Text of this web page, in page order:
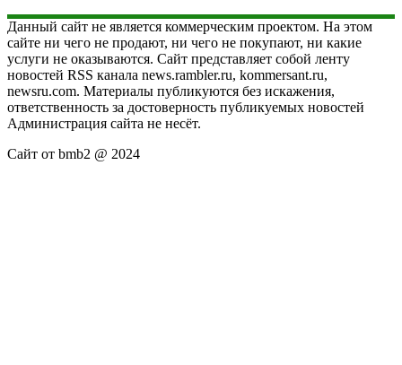
Данный сайт не является коммерческим проектом. На этом
сайте ни чего не продают, ни чего не покупают, ни какие
услуги не оказываются. Сайт представляет собой ленту
новостей RSS канала news.rambler.ru, kommersant.ru,
newsru.com. Материалы публикуются без искажения,
ответственность за достоверность публикуемых новостей
Администрация сайта не несёт.
Сайт от bmb2 @ 2024